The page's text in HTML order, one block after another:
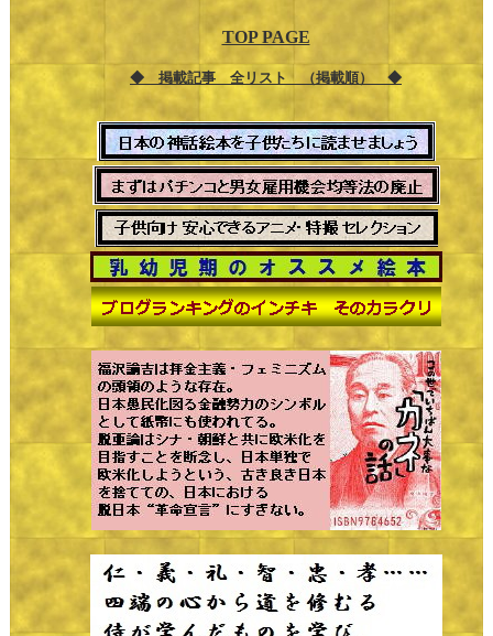
TOP PAGE
◆ 掲載記事 全リスト （掲載順） ◆